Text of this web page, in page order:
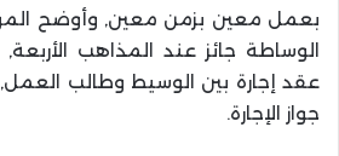
بعمل معين بزمن معين, وأوضح
الوساطة جائز عند المذاهب
عقد إجارة بين الوسيط وطالب
جواز الإجارة.